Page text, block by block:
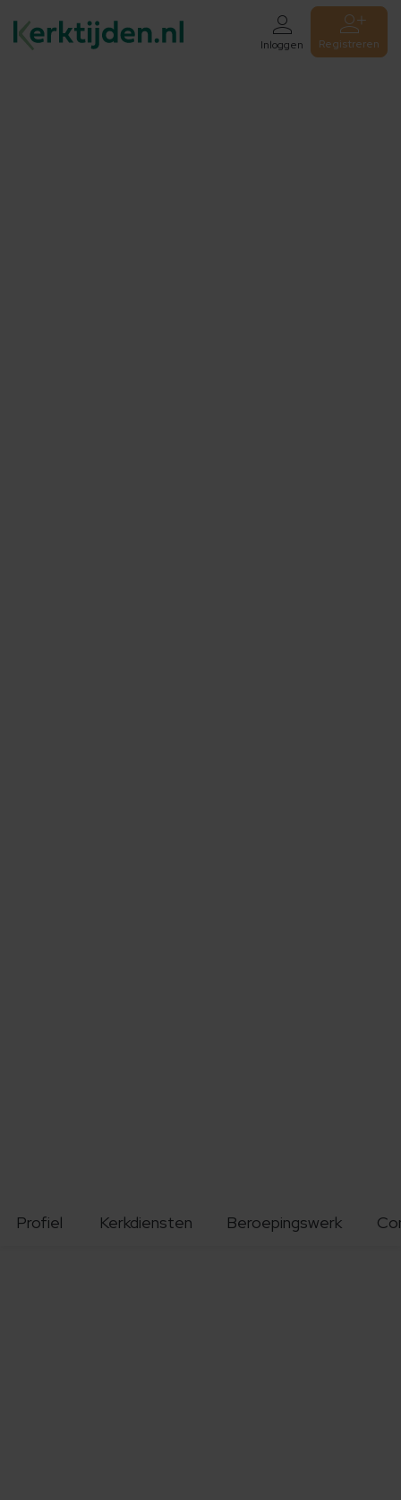
Inloggen Registreren
Profiel Kerkdiensten Beroepingswerk